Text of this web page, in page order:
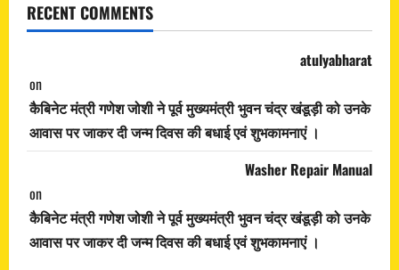
RECENT COMMENTS
atulyabharat
on
कैबिनेट मंत्री गणेश जोशी ने पूर्व मुख्यमंत्री भुवन चंद्र खंडूड़ी को उनके
आवास पर जाकर दी जन्म दिवस की बधाई एवं शुभकामनाएं ।
Washer Repair Manual
on
कैबिनेट मंत्री गणेश जोशी ने पूर्व मुख्यमंत्री भुवन चंद्र खंडूड़ी को उनके
आवास पर जाकर दी जन्म दिवस की बधाई एवं शुभकामनाएं ।